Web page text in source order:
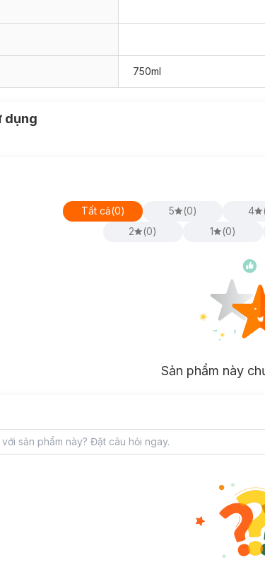
750ml
dụng
Tất cả(0) 5 (0) 4
2
(0) 1 (0)
Sản phẩm này